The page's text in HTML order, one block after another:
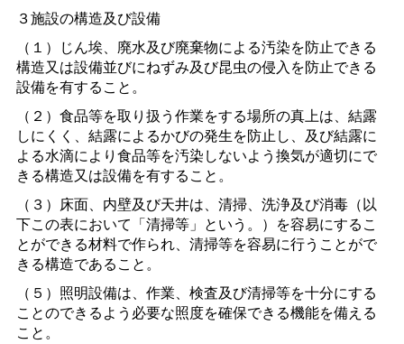
３施設の構造及び設備
（１）じん埃、廃水及び廃棄物による汚染を防止できる
構造又は設備並びにねずみ及び昆虫の侵入を防止できる
設備を有すること。
（２）食品等を取り扱う作業をする場所の真上は、結露
しにくく、結露によるかびの発生を防止し、及び結露に
よる水滴により食品等を汚染しないよう換気が適切にで
きる構造又は設備を有すること。
（３）床面、内壁及び天井は、清掃、洗浄及び消毒（以
下この表において「清掃等」という。）を容易にするこ
とができる材料で作られ、清掃等を容易に行うことがで
きる構造であること。
（５）照明設備は、作業、検査及び清掃等を十分にする
ことのできるよう必要な照度を確保できる機能を備える
こと。